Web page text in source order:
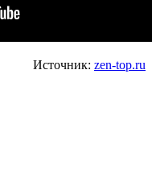
Источник: zen-top.ru